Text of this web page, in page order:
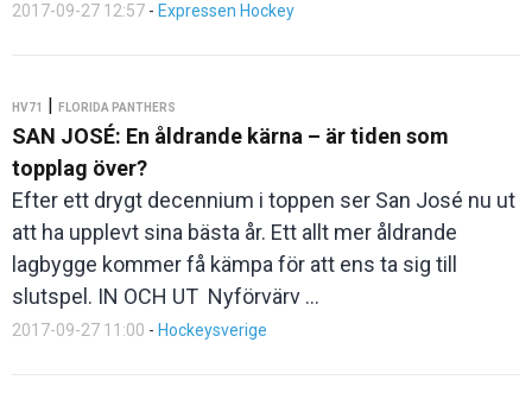
2017-09-27 12:57 - Expressen Hockey
HV71 | FLORIDA PANTHERS
SAN JOSÉ: En åldrande kärna – är tiden som
topplag över?
Efter ett drygt decennium i toppen ser San José nu ut
att ha upplevt sina bästa år. Ett allt mer åldrande
lagbygge kommer få kämpa för att ens ta sig till
slutspel. IN OCH UT Nyförvärv ...
2017-09-27 11:00 - Hockeysverige